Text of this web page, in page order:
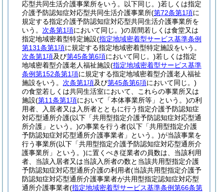
応型共同生活介護事業所をいう。以下同じ。)若しくは指定
介護予防認知症対応型共同生活介護事業所(第72条第1項に
規定する指定介護予防認知症対応型共同生活介護事業所を
いう。 次条第1項において同じ。)の居間若しくは食堂又は
指定地域密着型特定施設(指定地域密着型サービス基準条例
第131条第1項に規定する指定地域密着型特定施設をいう。
次条第1項及び第45条第6項において同じ。)若しくは指定
地域密着型介護老人福祉施設(指定地域密着型サービス基準
条例第152条第1項に規定する指定地域密着型介護老人福祉
施設をいう。 次条第1項及び第45条第6項において同じ。)
の食堂若しくは共同生活室において、これらの事業所又は
施設(第11条第1項において「本体事業所等」という。)の利
用者、入居者又は入所者とともに行う指定介護予防認知症
対応型通所介護(以下「共用型指定介護予防認知症対応型通
所介護」という。)の事業を行う者(以下「共用型指定介護
予防認知症対応型通所介護事業者」という。)が当該事業を
行う事業所(以下「共用型指定介護予防認知症対応型通所介
護事業所」という。)に置くべき従業者の員数は、当該利用
者、当該入居者又は当該入所者の数と当該共用型指定介護
予防認知症対応型通所介護の利用者(当該共用型指定介護予
防認知症対応型通所介護事業者が共用型指定認知症対応型
通所介護事業者(指定地域密着型サービス基準条例第66条第